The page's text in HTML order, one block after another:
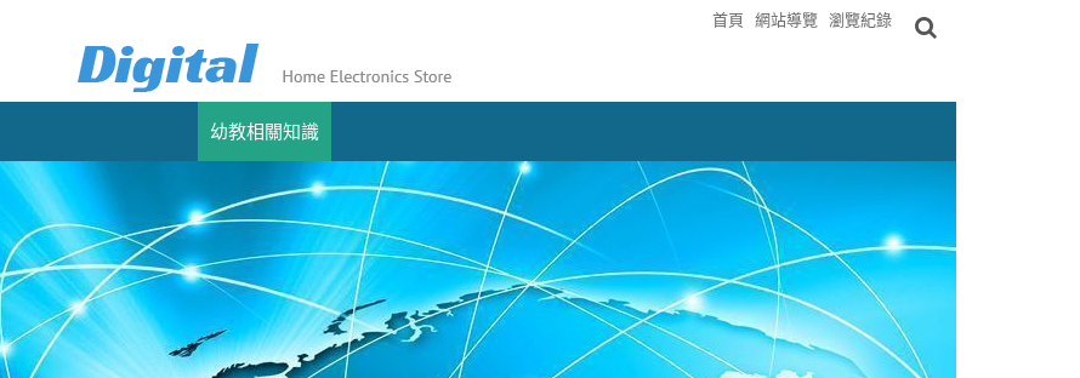
首頁 網站導覽 瀏覽紀錄
幼教相關知識